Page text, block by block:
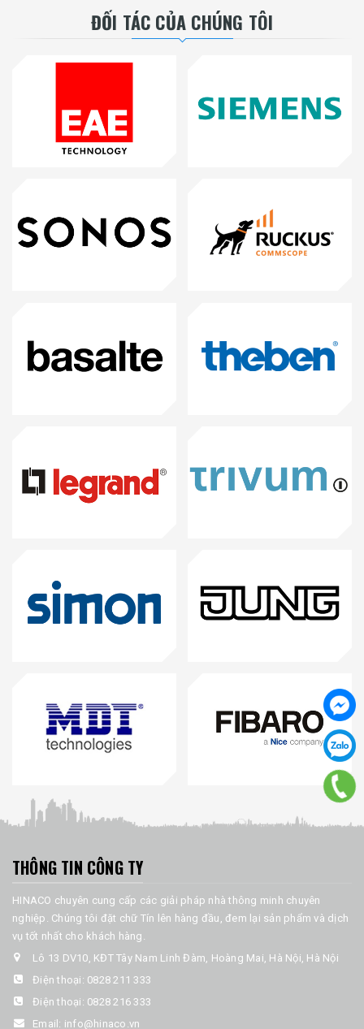
ĐỐI TÁC CỦA CHÚNG TÔI
THÔNG TIN CÔNG TY
HINACO chuyên cung cấp các giải pháp nhà thông minh chuyên
nghiệp. Chúng tôi đặt chữ Tín lên hàng đầu, đem lại sản phẩm và dịch
vụ tốt nhất cho khách hàng.
Lô 13 DV10, KĐT Tây Nam Linh Đàm, Hoàng Mai, Hà Nội, Hà Nội
Điện thoại: 0828 211 333
Điện thoại: 0828 216 333
Email: info@hinaco.vn